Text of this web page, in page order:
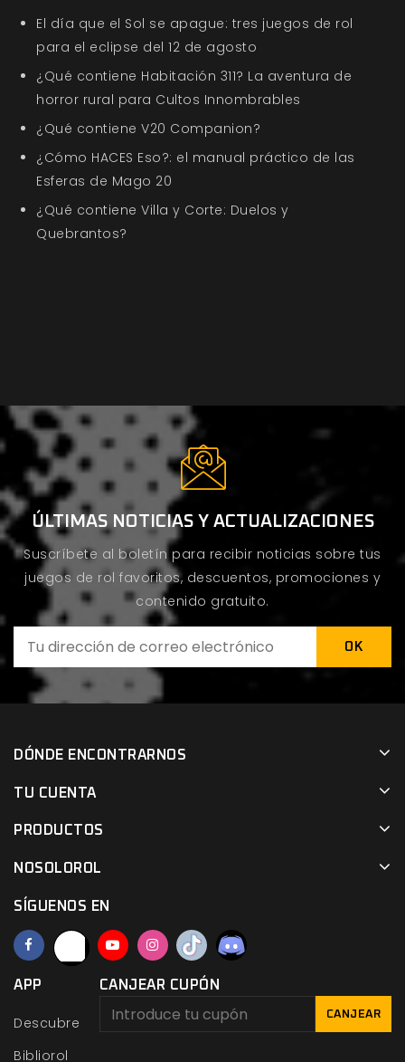
El día que el Sol se apague: tres juegos de rol
para el eclipse del 12 de agosto
¿Qué contiene Habitación 311? La aventura de
horror rural para Cultos Innombrables
¿Qué contiene V20 Companion?
¿Cómo HACES Eso?: el manual práctico de las
Esferas de Mago 20
¿Qué contiene Villa y Corte: Duelos y
Quebrantos?
ÚLTIMAS NOTICIAS Y ACTUALIZACIONES
Suscríbete al boletín para recibir noticias sobre tus
juegos de rol favoritos, descuentos, promociones y
contenido gratuito.
DÓNDE ENCONTRARNOS
TU CUENTA
PRODUCTOS
NOSOLOROL
SÍGUENOS EN
APP
Descubre
Bibliorol
CANJEAR CUPÓN
CANJEAR